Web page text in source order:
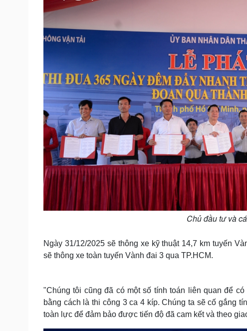
Chủ đầu tư và
Ngày 31/12/2025 sẽ thông xe kỹ thuật 14,7 km tuyến
sẽ thông xe toàn tuyến Vành đai 3 qua TP.HCM.
"Chúng tôi cũng đã có một số tính toán liên quan để
bằng cách là thi công 3 ca 4 kíp. Chúng ta sẽ cố gắng
toàn lực để đảm bảo được tiến độ đã cam kết và theo